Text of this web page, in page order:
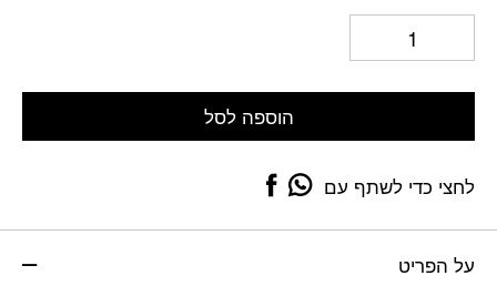
הוספה לסל
לחצי כדי לשתף עם
על הפריט